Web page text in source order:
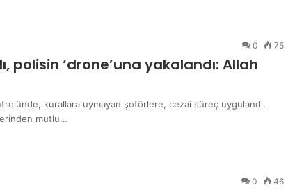
0 75
polisin ‘drone’una yakalandı: Allah
kurallara uymayan şoförlere, cezai süreç uygulandı.
mutlu…
0 46